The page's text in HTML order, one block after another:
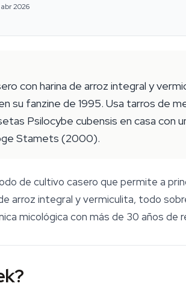
2026
con harina de arroz integral y
su fanzine de 1995. Usa tarros de
Psilocybe cubensis en casa con
Stamets (2000).
de cultivo casero que permite a
arroz integral y vermiculita, todo
micológica con más de 30 años de